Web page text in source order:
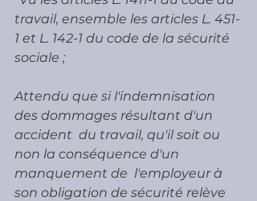
travail, ensemble les articles L. 451-
1 et L. 142-1 du code de la sécurité
sociale ;
Attendu que si l'indemnisation
des dommages résultant d'un
accident  du travail, qu'il soit ou
non la conséquence d'un
manquement de  l'employeur à
son obligation de sécurité relève